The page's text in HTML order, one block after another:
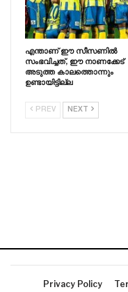
എന്താണ് ഈ സീസണിൽ
സംഭവിച്ചത്, ഈ നാണക്കേട്
അടുത്ത കാലത്തൊന്നും
ഉണ്ടായിട്ടില്ല
PREV NEXT
Privacy Policy